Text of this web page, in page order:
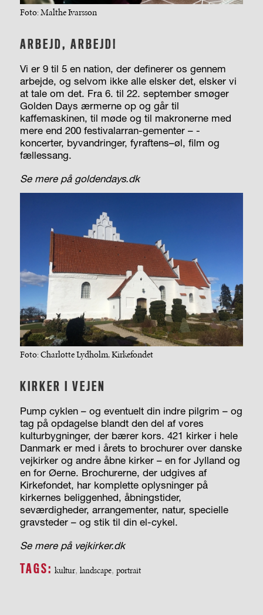
Foto: Malthe Ivarsson
ARBEJD, ARBEJD!
Vi er 9 til 5 en nation, der definerer os gennem
arbejde, og selvom ikke alle elsker det, elsker vi
at tale om det. Fra 6. til 22. september smøger
Golden Days ærmerne op og går til
kaffemaskinen, til møde og til makronerne med
mere end 200 festivalarran-gementer – -
koncerter, byvandringer, fyraftens–øl, film og
fællessang.
Se mere på goldendays.dk
Foto: Charlotte Lydholm, Kirkefondet
KIRKER I VEJEN
Pump cyklen – og eventuelt din indre pilgrim – og
tag på opdagelse blandt den del af vores
kulturbygninger, der bærer kors. 421 kirker i hele
Danmark er med i årets to brochurer over danske
vejkirker og andre åbne kirker – en for Jylland og
en for Øerne. Brochurerne, der udgives af
Kirkefondet, har komplette oplysninger på
kirkernes beliggenhed, åbningstider,
seværdigheder, arrangementer, natur, specielle
gravsteder – og stik til din el-cykel.
Se mere på vejkirker.dk
TAGS: kultur, landscape, portrait